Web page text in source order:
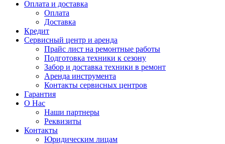
Оплата и доставка
Оплата
Доставка
Кредит
Сервисный центр и аренда
Прайс лист на ремонтные работы
Подготовка техники к сезону
Забор и доставка техники в ремонт
Аренда инструмента
Контакты сервисных центров
Гарантия
О Нас
Наши партнеры
Реквизиты
Контакты
Юридическим лицам